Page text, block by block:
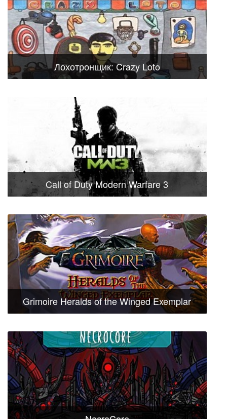
Лохотронщик: Crazy Loto
Call of Duty Modern Warfare 3
Grimoire Heralds of the Winged Exemplar